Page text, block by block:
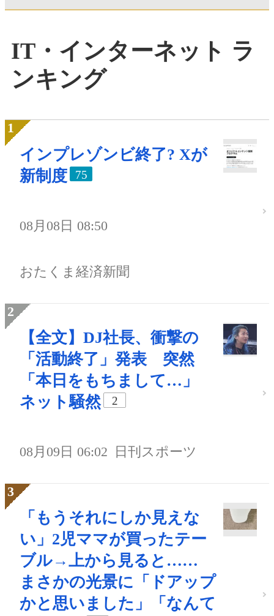
IT・インターネット ラ
ンキング
インプレゾンビ終了? Xが
新制度
75
08月08日 08:50
おたくま経済新聞
【全文】DJ社長、衝撃の
「活動終了」発表 突然
「本日をもちまして…」
ネット騒然
2
08月09日 06:02 日刊スポーツ
「もうそれにしか見えな
い」2児ママが買ったテー
ブル→上から見ると……
まさかの光景に「ドアップ
かと思いました」「なんて